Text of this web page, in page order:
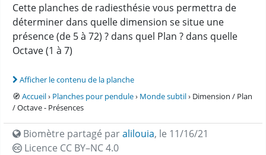
Cette planches de radiesthésie vous permettra de
déterminer dans quelle dimension se situe une
présence (de 5 à 72) ? dans quel Plan ? dans quelle
Octave (1 à 7)
Afficher le contenu de la planche
🧭 Accueil› Planches pour pendule› Monde subtil› Dimension / Plan
/ Octave - Présences
Biomètre partagé paralilouia, le 11/16/21
Licence CC BY–NC 4.0